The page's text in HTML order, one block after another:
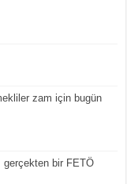
zam için bugün
gerçekten bir FETÖ